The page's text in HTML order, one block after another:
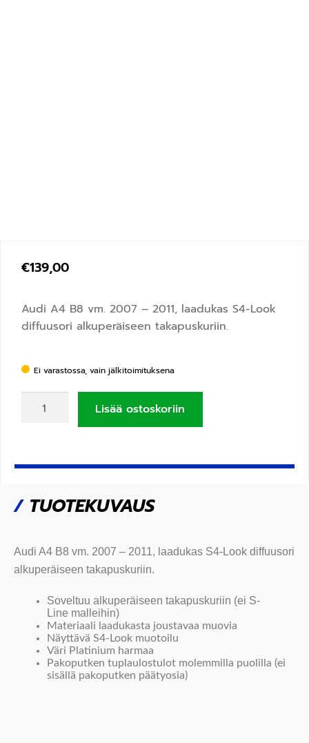
€139,00
Audi A4 B8 vm. 2007 – 2011, laadukas S4-Look
diffuusori alkuperäiseen takapuskuriin.
Ei varastossa, vain jälkitoimituksena
Lisää ostoskoriin
/TUOTEKUVAUS
Audi A4 B8 vm. 2007 – 2011, laadukas S4-Look diffuusori
alkuperäiseen takapuskuriin.
Soveltuu alkuperäiseen takapuskuriin (ei S-
Line malleihin)
Materiaali laadukasta joustavaa muovia
Näyttävä S4-Look muotoilu
Väri Platinium harmaa
Pakoputken tuplaulostulot molemmilla puolilla (ei
sisällä pakoputken päätyosia)